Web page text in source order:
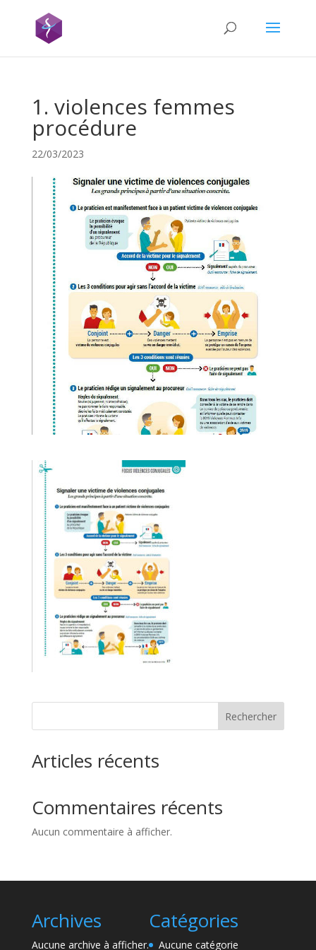
1. violences femmes
procédure
22/03/2023
Rechercher
Articles récents
Commentaires récents
Aucun commentaire à afficher.
Archives
Aucune archive à afficher.
Catégories
Aucune catégorie